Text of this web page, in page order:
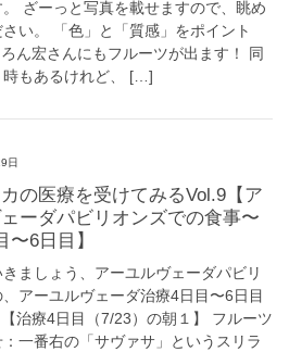
ざーっと写真を載せますので、眺め
い。 「色」と「質感」をポイント
ん宏さんにもフルーツが出ます！ 同
時もあるけれど、 […]
日
ーダパビリオンズでの食事〜
〜6日目】
ましょう、アーユルヴェーダパビリ
アーユルヴェーダ治療4日目〜6日目
治療4日目（7/23）の朝１】 フルーツ
一番右の「サヴァサ」というスリラ